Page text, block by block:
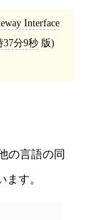
Interface
37分9秒版)
の言語の同
す。